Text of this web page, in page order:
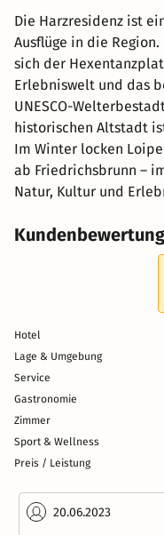
Die Harzresidenz ist
Ausflüge in die
sich der
Erlebniswelt und das
UNESCO-
historischen Altstadt
Im Winter locken
ab Friedrichsbrunn –
Natur, Kultur und
Hotel
Lage & Umgebung
Service
Gastronomie
Zimmer
Sport & Wellness
Preis / Leistung
20.06.2023